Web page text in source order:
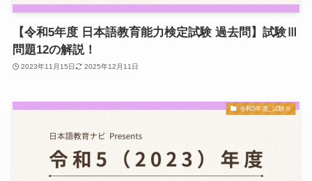
【令和5年度 日本語教育能力検定試験 過去問】試験Ⅲ
問題12の解説！
2023年11月15日 2025年12月11日
令和5年度_試験Ⅲ